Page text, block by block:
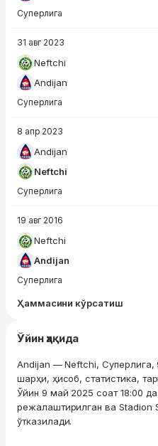
Суперлига
31 авг 2023
Neftchi
Andijan
Суперлига
8 апр 2023
Andijan
Neftchi
Суперлига
19 авг 2016
Neftchi
Andijan
Суперлига
Ҳаммасини кўрсатиш
Ўйин ҳақида
Andijan — Neftchi, Суперлига,
шарҳи, ҳисоб, статистика,
Ўйин 9 май 2025 соат 18:00
режалаштирилган ва Stadion
ўтказилади.